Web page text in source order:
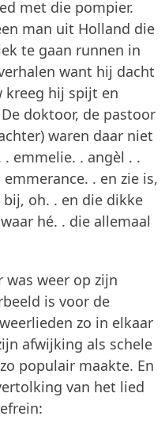
met die pompier.
man uit Holland die
te gaan runnen in
want hij dacht
kreeg hij spijt en
doktoor, de pastoor
waren daar niet
. emmelie. . angèl . .
. en zie is,
oh. . en die dikke
hé. . die allemaal
was weer op zijn
is voor de
zo in elkaar
afwijking als schele
populair maakte. En
van het lied